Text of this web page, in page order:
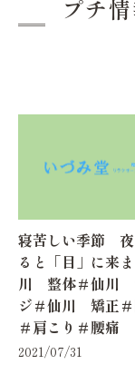
プチ
寝苦しい季節 夜
ると「目」に来
川 整体＃仙川
ジ＃仙川 矯正
＃肩こり＃腰痛
2021/07/31